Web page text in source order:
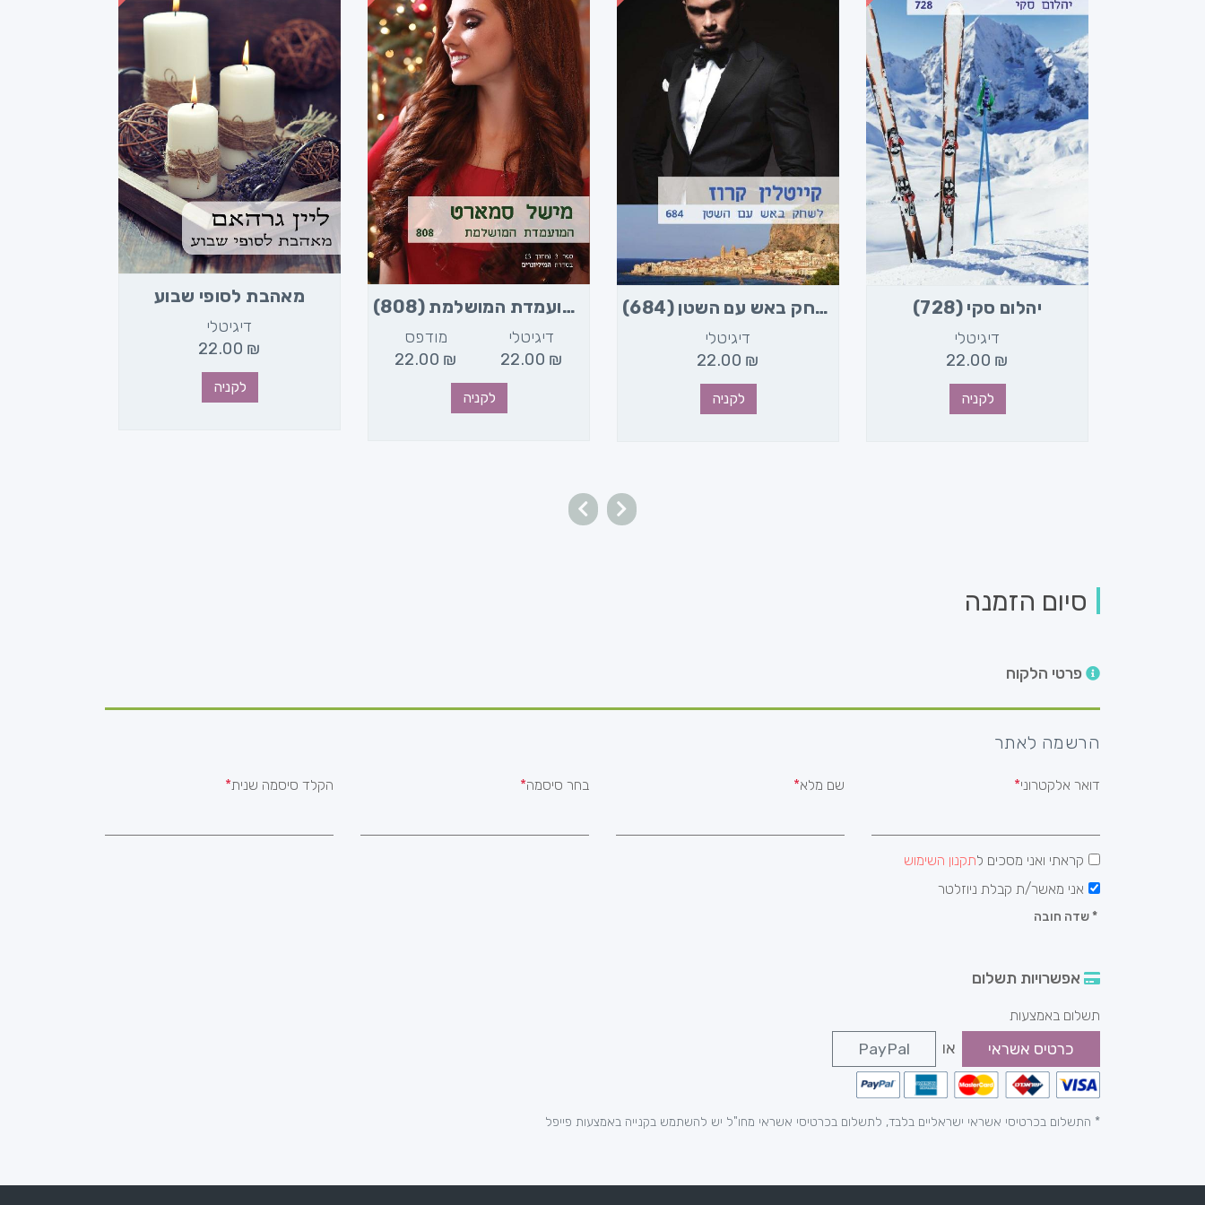
מאהבת לסופי שבוע
דיגיטלי
22.00 ₪
לקניה
המועמדת המושלמת (808)
מודפס
22.00 ₪
דיגיטלי
22.00 ₪
לקניה
לשחק באש עם השטן (684)
דיגיטלי
22.00 ₪
לקניה
יהלום סקי (728)
דיגיטלי
22.00 ₪
לקניה
סיום הזמנה
פרטי הלקוח
הרשמה לאתר
דואר אלקטרוני שם מלא בחר סיסמה הקלד סיסמה שנית
קראתי ואני מסכים לתקנון השימוש
אני מאשר/ת קבלת ניוזלטר
*שדה חובה
אפשרויות תשלום
תשלום באמצעות
כרטיס אשראי או PayPal
* התשלום בכרטיסי אשראי ישראליים בלבד, לתשלום בכרטיסי אשראי מחו"ל יש להשתמש בקנייה באמצעות פייפל